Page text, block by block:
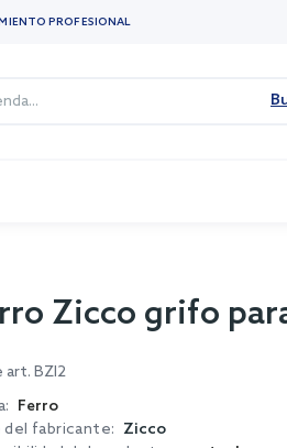
PROFESIONAL
Zicco grifo
art. BZI2
Ferro
del fabricante: Zicco